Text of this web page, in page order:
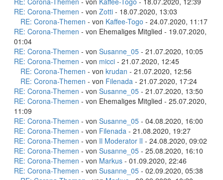
RE: Corona-Themen - von Zotti - 18.07.2020, 13:03
RE: Corona-Themen - von Kaffee-Togo - 24.07.2020, 11:17
RE: Corona-Themen - von Ehemaliges Mitglied - 19.07.2020,
01:04
RE: Corona-Themen - von Susanne_05 - 21.07.2020, 10:05
RE: Corona-Themen - von micci - 21.07.2020, 12:45
RE: Corona-Themen - von krudan - 21.07.2020, 12:56
RE: Corona-Themen - von Filenada - 21.07.2020, 17:24
RE: Corona-Themen - von Susanne_05 - 21.07.2020, 13:50
RE: Corona-Themen - von Ehemaliges Mitglied - 25.07.2020,
11:09
RE: Corona-Themen - von Susanne_05 - 04.08.2020, 16:00
RE: Corona-Themen - von Filenada - 21.08.2020, 19:27
RE: Corona-Themen - von Il Moderator lI - 24.08.2020, 09:02
RE: Corona-Themen - von Susanne_05 - 25.08.2020, 16:10
RE: Corona-Themen - von Markus - 01.09.2020, 22:46
RE: Corona-Themen - von Susanne_05 - 02.09.2020, 05:38